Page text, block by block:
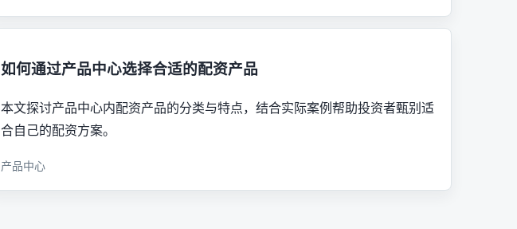
如何通过产品中心选择合适的配资产品
本文探讨产品中心内配资产品的分类与特点，结合实际案例帮助投资者甄别适
合自己的配资方案。
产品中心